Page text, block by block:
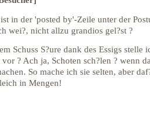
in der 'posted by'-Zeile unter der
wei?, nicht allzu grandios gel?st ?
Schuss S?ure dank des Essigs stelle
vor ? Ach ja, Schoten sch?len ? wenn
So mache ich sie selten, aber
in Mengen!